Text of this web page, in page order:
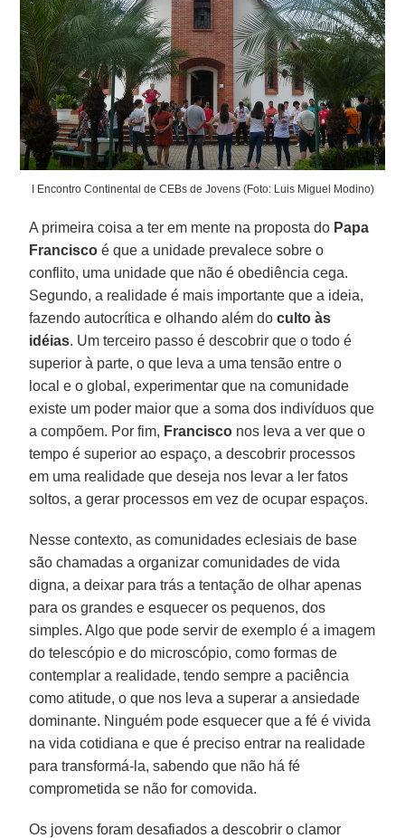
I Encontro Continental de CEBs de Jovens (Foto: Luis Miguel Modino)
A primeira coisa a ter em mente na proposta do Papa
Francisco é que a unidade prevalece sobre o
conflito, uma unidade que não é obediência cega.
Segundo, a realidade é mais importante que a ideia,
fazendo autocrítica e olhando além doculto às
idéias. Um terceiro passo é descobrir que o todo é
superior à parte, o que leva a uma tensão entre o
local e o global, experimentar que na comunidade
existe um poder maior que a soma dos indivíduos que
a compõem. Por fim, Francisco nos leva a ver que o
tempo é superior ao espaço, a descobrir processos
em uma realidade que deseja nos levar a ler fatos
soltos, a gerar processos em vez de ocupar espaços.
Nesse contexto, as comunidades eclesiais de base
são chamadas a organizar comunidades de vida
digna, a deixar para trás a tentação de olhar apenas
para os grandes e esquecer os pequenos, dos
simples. Algo que pode servir de exemplo é a imagem
do telescópio e do microscópio, como formas de
contemplar a realidade, tendo sempre a paciência
como atitude, o que nos leva a superar a ansiedade
dominante. Ninguém pode esquecer que a fé é vivida
na vida cotidiana e que é preciso entrar na realidade
para transformá-la, sabendo que não há fé
comprometida se não for comovida.
Os jovens foram desafiados a descobrir o clamor